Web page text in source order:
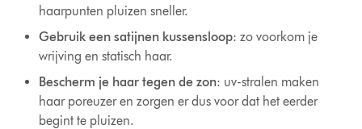
haarpunten pluizen sneller.
Gebruik een satijnen kussensloop: zo voorkom je
wrijving en statisch haar.
Bescherm je haar tegen de zon: uv-stralen maken
haar poreuzer en zorgen er dus voor dat het eerder
begint te pluizen.